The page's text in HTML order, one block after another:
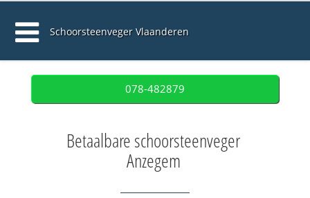
Schoorsteenveger Vlaanderen
078-482879
Betaalbare schoorsteenveger
Anzegem